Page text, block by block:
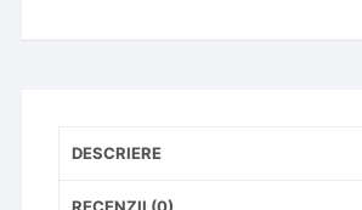
Standard,
daN,
DESCRIERE
RECENZII (0)